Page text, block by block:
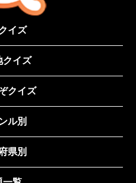
イズ
クイズ
クイズ
ル別
県別